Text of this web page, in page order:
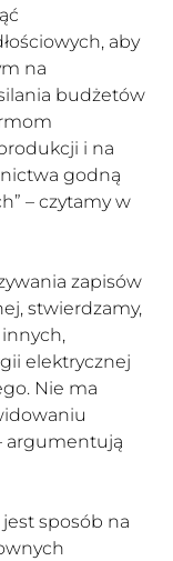
aby
na
budżetów
i na
godną
– czytamy w
zapisów
stwierdzamy,
innych,
elektrycznej
Nie ma
argumentują
jest sposób na